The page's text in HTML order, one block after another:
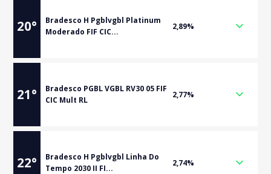
20°
Bradesco H Pgblvgbl Platinum
Moderado FIF CIC...
2,89%
21°
Bradesco PGBL VGBL RV30 05 FIF
CIC Mult RL
2,77%
22°
Bradesco H Pgblvgbl Linha Do
Tempo 2030 II FI...
2,74%